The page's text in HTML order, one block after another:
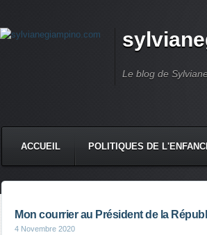
Le blog de
ACCUEIL POLITIQUES DE
Mon courrier au Président de la
4 Novembre 2020